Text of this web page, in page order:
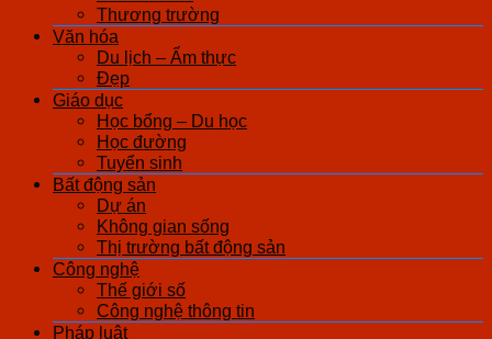
Thương trường
Văn hóa
Du lịch – Ẩm thực
Đẹp
Giáo dục
Học bổng – Du học
Học đường
Tuyển sinh
Bất động sản
Dự án
Không gian sống
Thị trường bất động sản
Công nghệ
Thế giới số
Công nghệ thông tin
Pháp luật